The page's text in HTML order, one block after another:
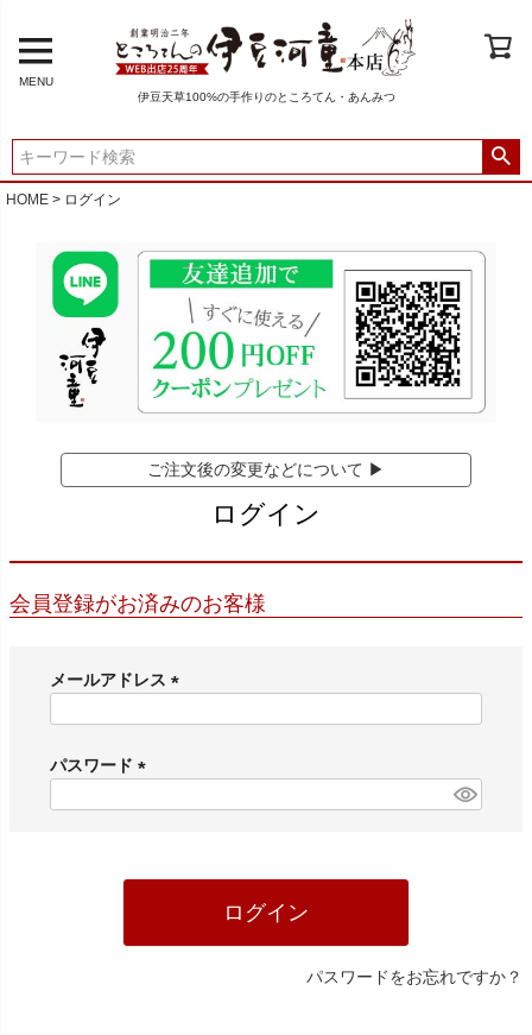
MENU
伊豆天草100%の手作りのところてん・あんみつ
HOME ログイン
ご注文後の変更などについて ▶
ログイン
会員登録がお済みのお客様
メールアドレス
)
パスワード
ログイン
パスワードをお忘れですか？